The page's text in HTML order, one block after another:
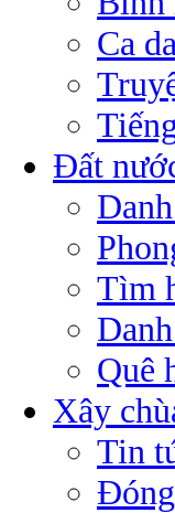
Ca
Đất
Tìm
Quê
Xây
Tin